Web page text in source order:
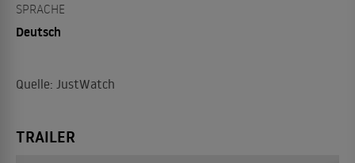
SPRACHE
Deutsch
Quelle: JustWatch
TRAILER